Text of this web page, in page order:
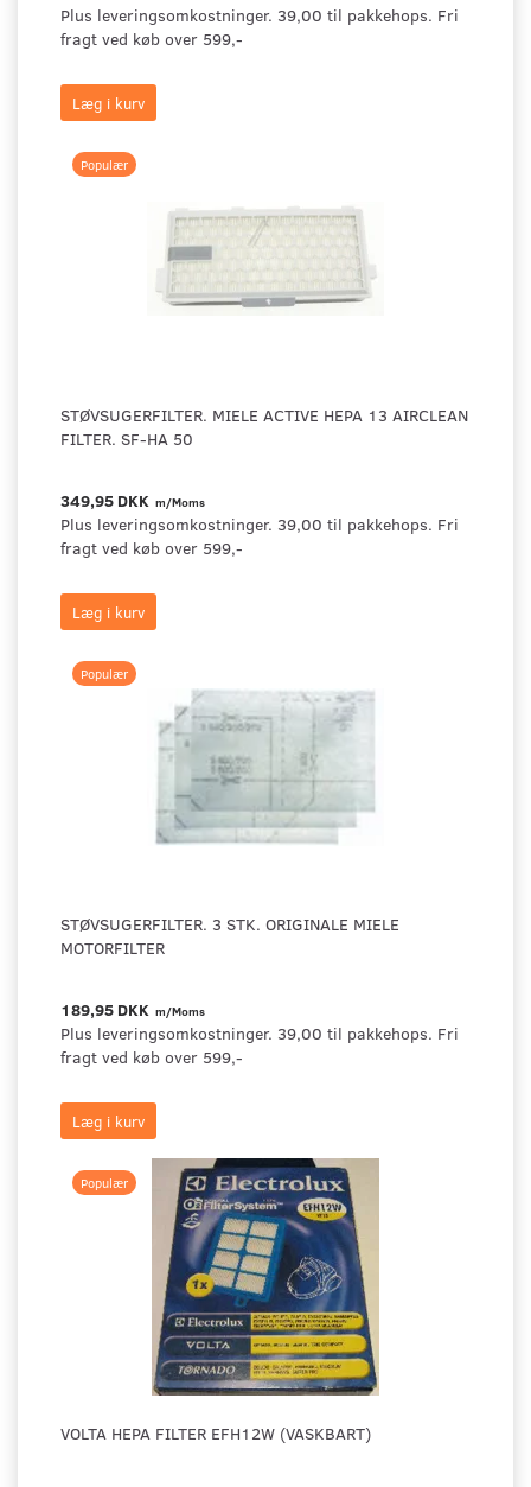
Plus leveringsomkostninger. 39,00 til pakkehops. Fri
fragt ved køb over 599,-
Læg i kurv
Populær
STØVSUGERFILTER. MIELE ACTIVE HEPA 13 AIRCLEAN
FILTER. SF-HA 50
349,95 DKK m/Moms
Plus leveringsomkostninger. 39,00 til pakkehops. Fri
fragt ved køb over 599,-
Læg i kurv
Populær
STØVSUGERFILTER. 3 STK. ORIGINALE MIELE
MOTORFILTER
189,95 DKK m/Moms
Plus leveringsomkostninger. 39,00 til pakkehops. Fri
fragt ved køb over 599,-
Læg i kurv
Populær
VOLTA HEPA FILTER EFH12W (VASKBART)